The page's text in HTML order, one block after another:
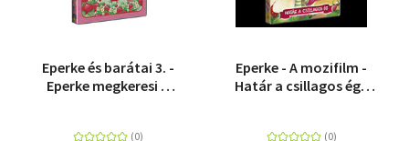
Eperke és barátai 3. -
Eperke megkeresi a
Eperke - A mozifilm -
Határ a csillagos ég -